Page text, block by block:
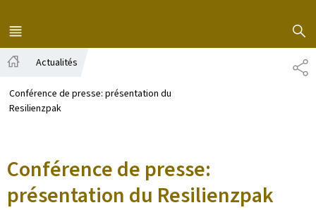
MENU
PRINCIPAL
Actualités
Conférence de presse: présentation du
Resilienzpak
Conférence de presse:
présentation du Resilienzpak